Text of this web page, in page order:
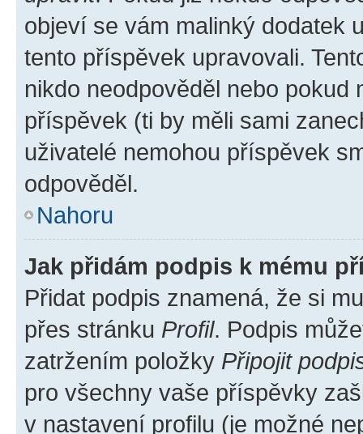
objeví se vám malinký dodatek
tento příspěvek upravovali.
nikdo neodpověděl nebo pokud
příspěvek (ti by měli sami
uživatelé nemohou příspěvek
odpověděl.
Nahoru
Jak přidám podpis k mému
Přidat podpis znamená, že si
přes stránku Profil. Podpis
zatržením položky Připojit
pro všechny vaše příspěvky
v nastavení profilu (je možné